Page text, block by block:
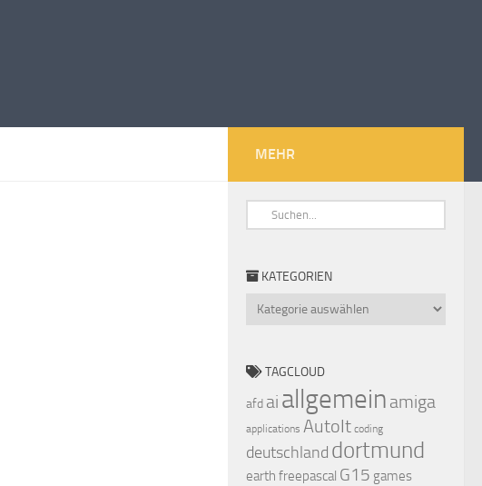
MEHR
KATEGORIEN
TAGCLOUD
afd ai allgemein amiga
applications AutoIt coding
deutschland dortmund
earth freepascal G15 games